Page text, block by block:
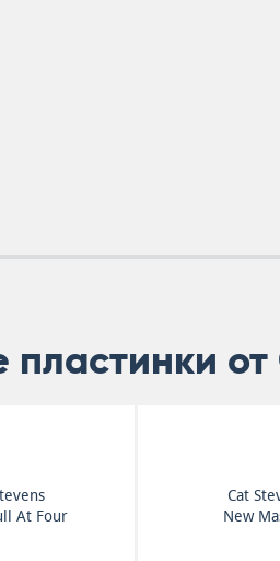
пластинки
At Four
Cat
New